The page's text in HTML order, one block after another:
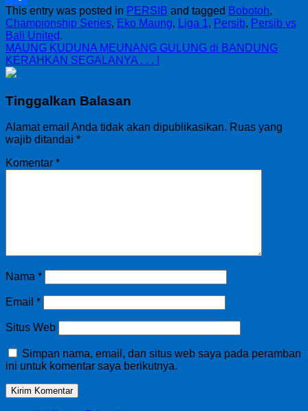
Share
This entry was posted in PERSIB and tagged Bobotoh,
Championship Series, Eko Maung, Liga 1 , Persib, Persib vs
Bali United.
MAUNG KUDUNA MEUNANG GULUNG di BANDUNG
KERAHKAN SEGALANYA . . . !
Tinggalkan Balasan
Alamat email Anda tidak akan dipublikasikan. Ruas yang
wajib ditandai *
Komentar *
Nama *
Email *
Situs Web
Simpan nama, email, dan situs web saya pada peramban
ini untuk komentar saya berikutnya.